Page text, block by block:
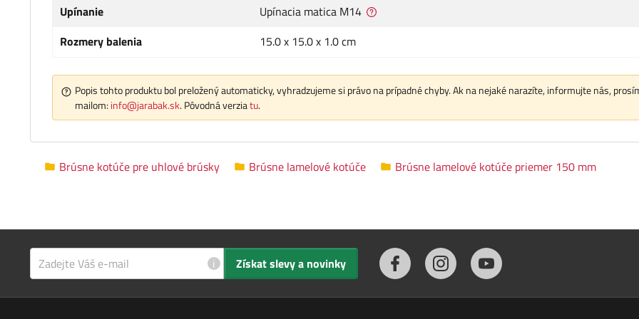
Upínanie
Upínacia matica M14
Rozmery balenia
15.0 x 15.0 x 1.0 cm
Popis tohto produktu bol preložený automaticky, vyhradzujeme si právo na prípadné chyby. Ak na nejaké narazíte, informujte nás,
mailom: info@jarabak.sk. Pôvodná verziatu.
Brúsne kotúče pre uhlové brúsky Brúsne lamelové kotúče Brúsne lamelové kotúče priemer 150 mm
i Získat slevy a novinky